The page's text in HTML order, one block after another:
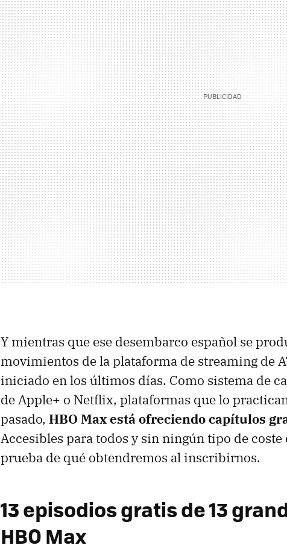
Y mientras que ese desembarco español se
movimientos de la plataforma de streaming de
iniciado en los últimos días. Como sistema de
de Apple+ o Netflix, plataformas que lo
pasado, HBO Max está ofreciendo capítulos
Accesibles para todos y sin ningún tipo de
prueba de qué obtendremos al inscribirnos.
13 episodios gratis de 13
HBO Max